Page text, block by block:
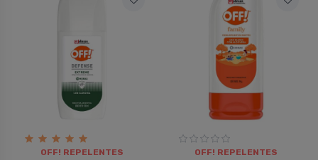
OFF! REPELENTES OFF! REPELENTES